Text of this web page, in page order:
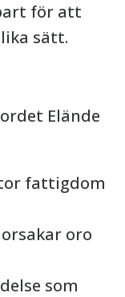
för att
sätt.
Elände
fattigdom
oro
som